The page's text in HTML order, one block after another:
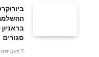
סגורים
7 באוגוסט 2026